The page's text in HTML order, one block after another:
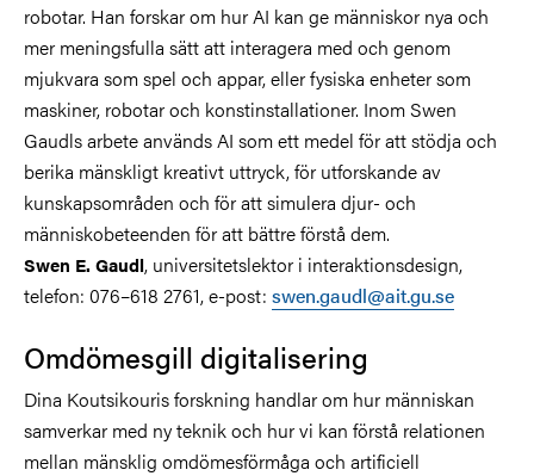
robotar. Han forskar om hur AI kan ge människor nya och
mer meningsfulla sätt att interagera med och genom
mjukvara som spel och appar, eller fysiska enheter som
maskiner, robotar och konstinstallationer. Inom Swen
Gaudls arbete används AI som ett medel för att stödja och
berika mänskligt kreativt uttryck, för utforskande av
kunskapsområden och för att simulera djur- och
människobeteenden för att bättre förstå dem.
Swen E. Gaudl, universitetslektor i interaktionsdesign,
telefon: 076–618 2761, e-post: swen.gaudl@ait.gu.se
Omdömesgill digitalisering
Dina Koutsikouris forskning handlar om hur människan
samverkar med ny teknik och hur vi kan förstå relationen
mellan mänsklig omdömesförmåga och artificiell